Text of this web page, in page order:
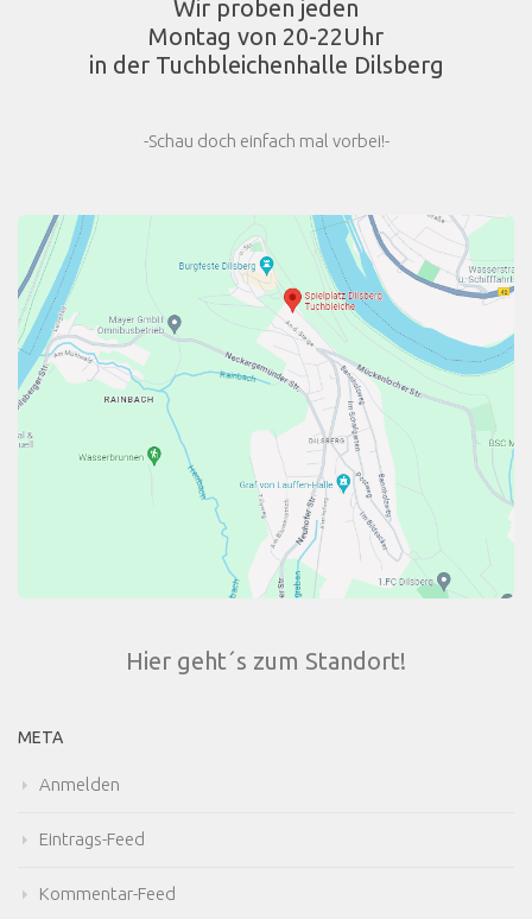
Wir proben jeden
Montag von 20-22Uhr
in der Tuchbleichenhalle Dilsberg
-Schau doch einfach mal vorbei!-
Hier geht´s zum Standort!
META
Anmelden
Eintrags-Feed
Kommentar-Feed